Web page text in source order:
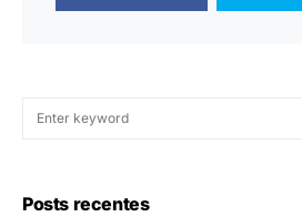
Posts recentes